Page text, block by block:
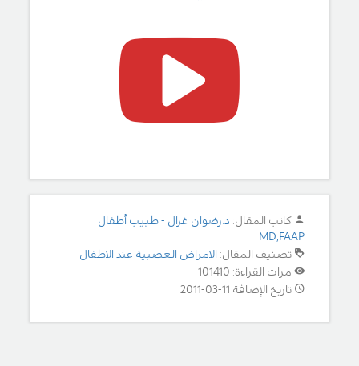
كاتب المقال: د.رضوان غزال - طبيب أطفال
MD,FAAP
تصنيف المقال: الامراض العصبية عند الاطفال
مرات القراءة: 101410
تاريخ الإضافة 11-03-2011